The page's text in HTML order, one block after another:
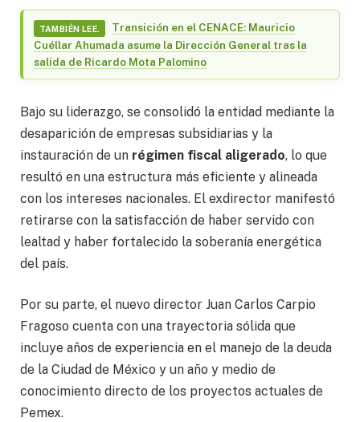
TAMBIÉN LEE.
Transición en el CENACE: Mauricio
Cuéllar Ahumada asume la Dirección General tras la
salida de Ricardo Mota Palomino
Bajo su liderazgo, se consolidó la entidad mediante la
desaparición de empresas subsidiarias y la
instauración de un régimen fiscal aligerado, lo que
resultó en una estructura más eficiente y alineada
con los intereses nacionales. El exdirector manifestó
retirarse con la satisfacción de haber servido con
lealtad y haber fortalecido la soberanía energética
del país.
Por su parte, el nuevo director Juan Carlos Carpio
Fragoso cuenta con una trayectoria sólida que
incluye años de experiencia en el manejo de la deuda
de la Ciudad de México y un año y medio de
conocimiento directo de los proyectos actuales de
Pemex.